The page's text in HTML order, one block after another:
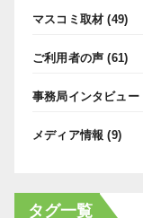
マスコミ取材 (49)
ご利用者の声 (61)
事務局インタビュー
メディア情報 (9)
タグ一覧